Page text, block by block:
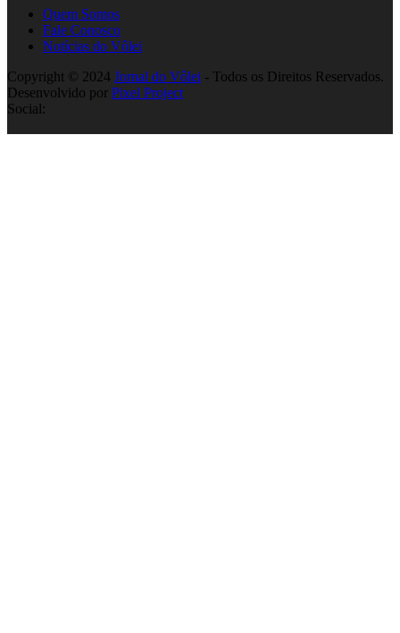
Quem Somos
Fale Conosco
Notícias do Vôlei
Copyright © 2024 Jornal do Vôlei - Todos os Direitos Reservados.
Desenvolvido por Pixel Project
Social: